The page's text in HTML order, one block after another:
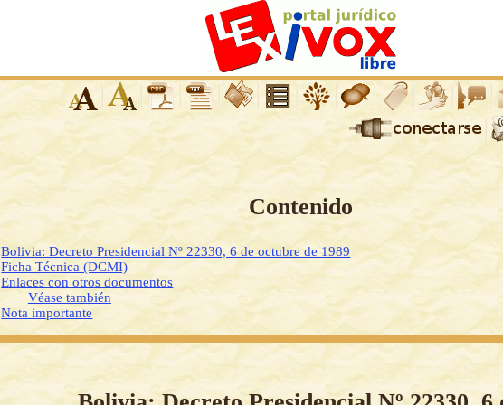
Contenido
Bolivia: Decreto Presidencial Nº 22330, 6 de octubre de 1989
Ficha Técnica (DCMI)
Enlaces con otros documentos
Véase también
Nota importante